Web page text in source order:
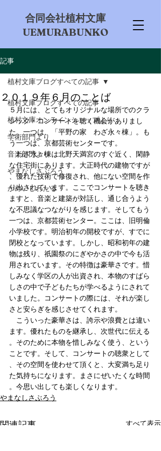
​合同会社植村文庫
UEMURABUNKO
記事
植村文庫ブログすべての記事
植村文庫オンラインショップより
学術部門より
音楽部門より
やまなしさぶろう
かめいしわたる
植村文庫ブログすべての記事
２０１９年６月のことば
５月には、とてもオリジナルな場所でのクラ
シック・コンサートを聴く機会がありまし
た。一つは、「平野の家　わざ永々棟」。も
う一つは、京都芸術センターです。
わざ永々棟は北野天満宮のすぐ近く、閑静
な住宅街にあります。大正時代の建物ですが
、優れた技術で修復され、他にない空間を作
り出されています。ここでコンサートを聴き
ますと、音楽と建築が対話し、通じ合うよう
な不思議なつながりを感じます。そしてもう
一つは、京都芸術センター。ここは、旧明倫
小学校です。明治初年の開校ですが、すでに
閉校となっています。しかし、昭和初年の建
物は残り、祇園祭のにぎやかさの中で今も活
用されています。その特徴は豪華さです。惜
しみなく学区の人が出資され、本物のすばら
しさの中で子どもたちが学べるようにされて
いました。コンサートの際には、それが楽し
さと安らぎを感じさせてくれます。
こういった豪華さは、誇示や浪費とは違い
ます。優れたものを継承し、次世代に伝える
。そのために本物を惜しみなく使う、という
ことです。そして、コンサートの聴衆として
、その空間を使わせて頂くと、大変満ち足り
た気持ちになります。まさにぜいたくな時間
。今思い出しても楽しくなります。
やまなしさぶろう
関連記事 すべて表示